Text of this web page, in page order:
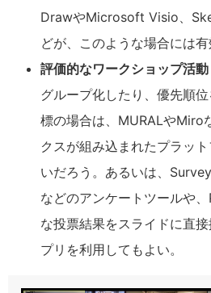
DrawやMicrosoft Visio、
どが、このような場合には有
評価的なワークショップ活動
グループ化したり、優先順
標の場合は、MURALやMiro
クスが組み込まれたプラッ
いだろう。あるいは、
などのアンケートツールや
な投票結果をスライドに直
プリを利用してもよい。